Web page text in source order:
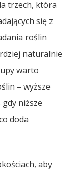
trzech, która
się z
roślin
naturalnie
warto
– wyższe
niższe
doda
aby